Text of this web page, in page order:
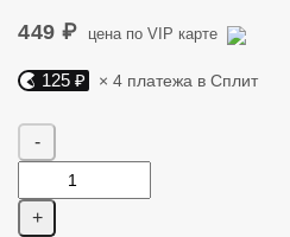
449 ₽ цена по VIP карте
Яндекс Сплит. 125 руб, 4 платежа
125 ₽ × 4 платежа в Сплит